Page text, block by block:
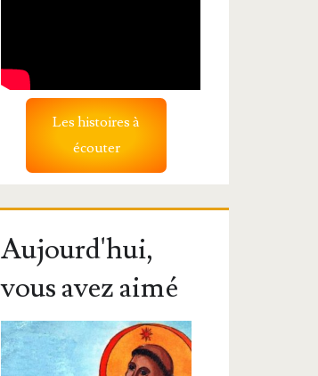
Les histoires à
écouter
Aujourd'hui,
vous avez aimé